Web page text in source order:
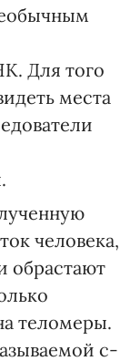
Для того
места
человека,
обрастают
теломеры.
с-